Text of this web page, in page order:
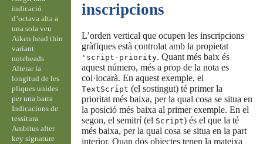
inscripcions
L’orden vertical que ocupen les inscripcions
gràfiques està controlat amb la propietat
'script-priority. Quant més baix és
aquest número, més a prop de la nota es
col·locarà. En aquest exemple, el
TextScript (el sostingut) té primer la
prioritat més baixa, per la qual cosa se situa en
la posició més baixa al primer exemple. En el
segon, el semitrí (el Script) és el que la té
més baixa, per la qual cosa se situa en la part
interior. Quan dos objectes tenen la mateixa
indicació
d’octava alta a
una sola veu
Aiken head thin
variant
noteheads
Alterar la
longitud de les
pliques unides
per una barra
Indicacions de
tessitura
Ambitus after
key signature